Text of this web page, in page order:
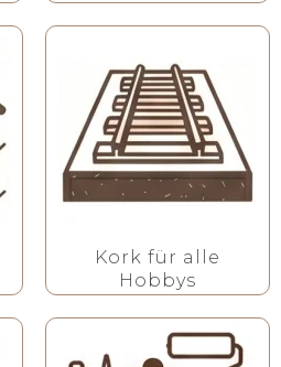
Kork für alle
Hobbys